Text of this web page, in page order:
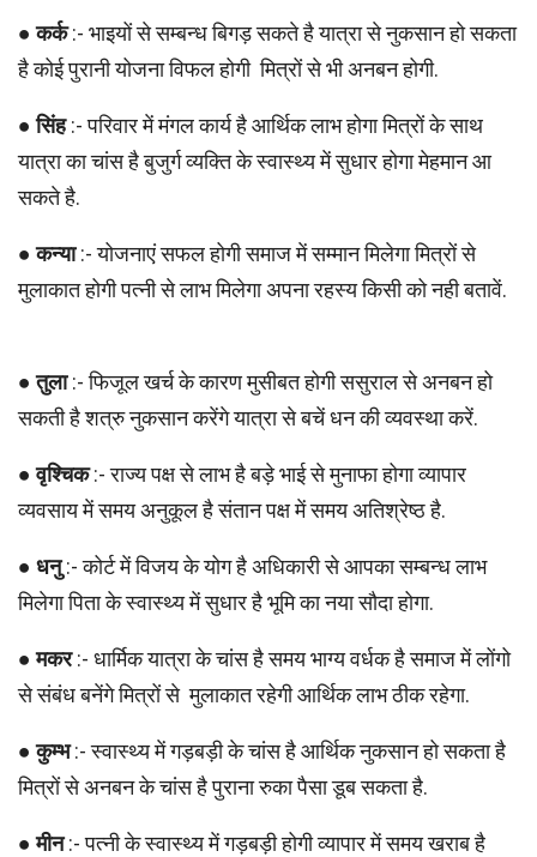
●कर्क:- भाइयों से सम्बन्ध बिगड़ सकते है यात्रा से नुकसान हो सकता
है कोई पुरानी योजना विफल होगी मित्रों से भी अनबन होगी.
●सिंह:- परिवार में मंगल कार्य है आर्थिक लाभ होगा मित्रों के साथ
यात्रा का चांस है बुजुर्ग व्यक्ति के स्वास्थ्य में सुधार होगा मेहमान आ
सकते है.
●कन्या:- योजनाएं सफल होगी समाज में सम्मान मिलेगा मित्रों से
मुलाकात होगी पत्नी से लाभ मिलेगा अपना रहस्य किसी को नही बतावें.
●तुला:- फिजूल खर्च के कारण मुसीबत होगी ससुराल से अनबन हो
सकती है शत्रु नुकसान करेंगे यात्रा से बचें धन की व्यवस्था करें.
●वृश्चिक:- राज्य पक्ष से लाभ है बड़े भाई से मुनाफा होगा व्यापार
व्यवसाय में समय अनुकूल है संतान पक्ष में समय अतिश्रेष्ठ है.
● धनु:- कोर्ट में विजय के योग है अधिकारी से आपका सम्बन्ध लाभ
मिलेगा पिता के स्वास्थ्य में सुधार है भूमि का नया सौदा होगा.
●मकर:- धार्मिक यात्रा के चांस है समय भाग्य वर्धक है समाज में लोंगो
से संबंध बनेंगे मित्रों से मुलाकात रहेगी आर्थिक लाभ ठीक रहेगा.
●कुम्भ:- स्वास्थ्य में गड़बड़ी के चांस है आर्थिक नुकसान हो सकता है
मित्रों से अनबन के चांस है पुराना रुका पैसा डूब सकता है.
●मीन:- पत्नी के स्वास्थ्य में गड़बड़ी होगी व्यापार में समय खराब है